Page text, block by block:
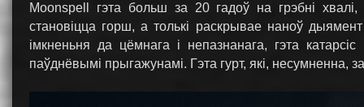
Moonspell гэта больш за 20 гадоў на грэбні
становіцца горш, а толькі раскрывае наноў
імкненьня да цёмнага і непазнанага, гэта
паўднёвымі прыгажунамі. Гэта гурт, які, несумненна,